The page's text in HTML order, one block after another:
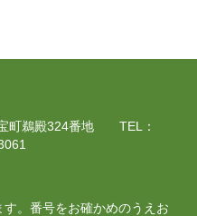
町鵜殿324番地 TEL：
。番号をお確かめのうえお